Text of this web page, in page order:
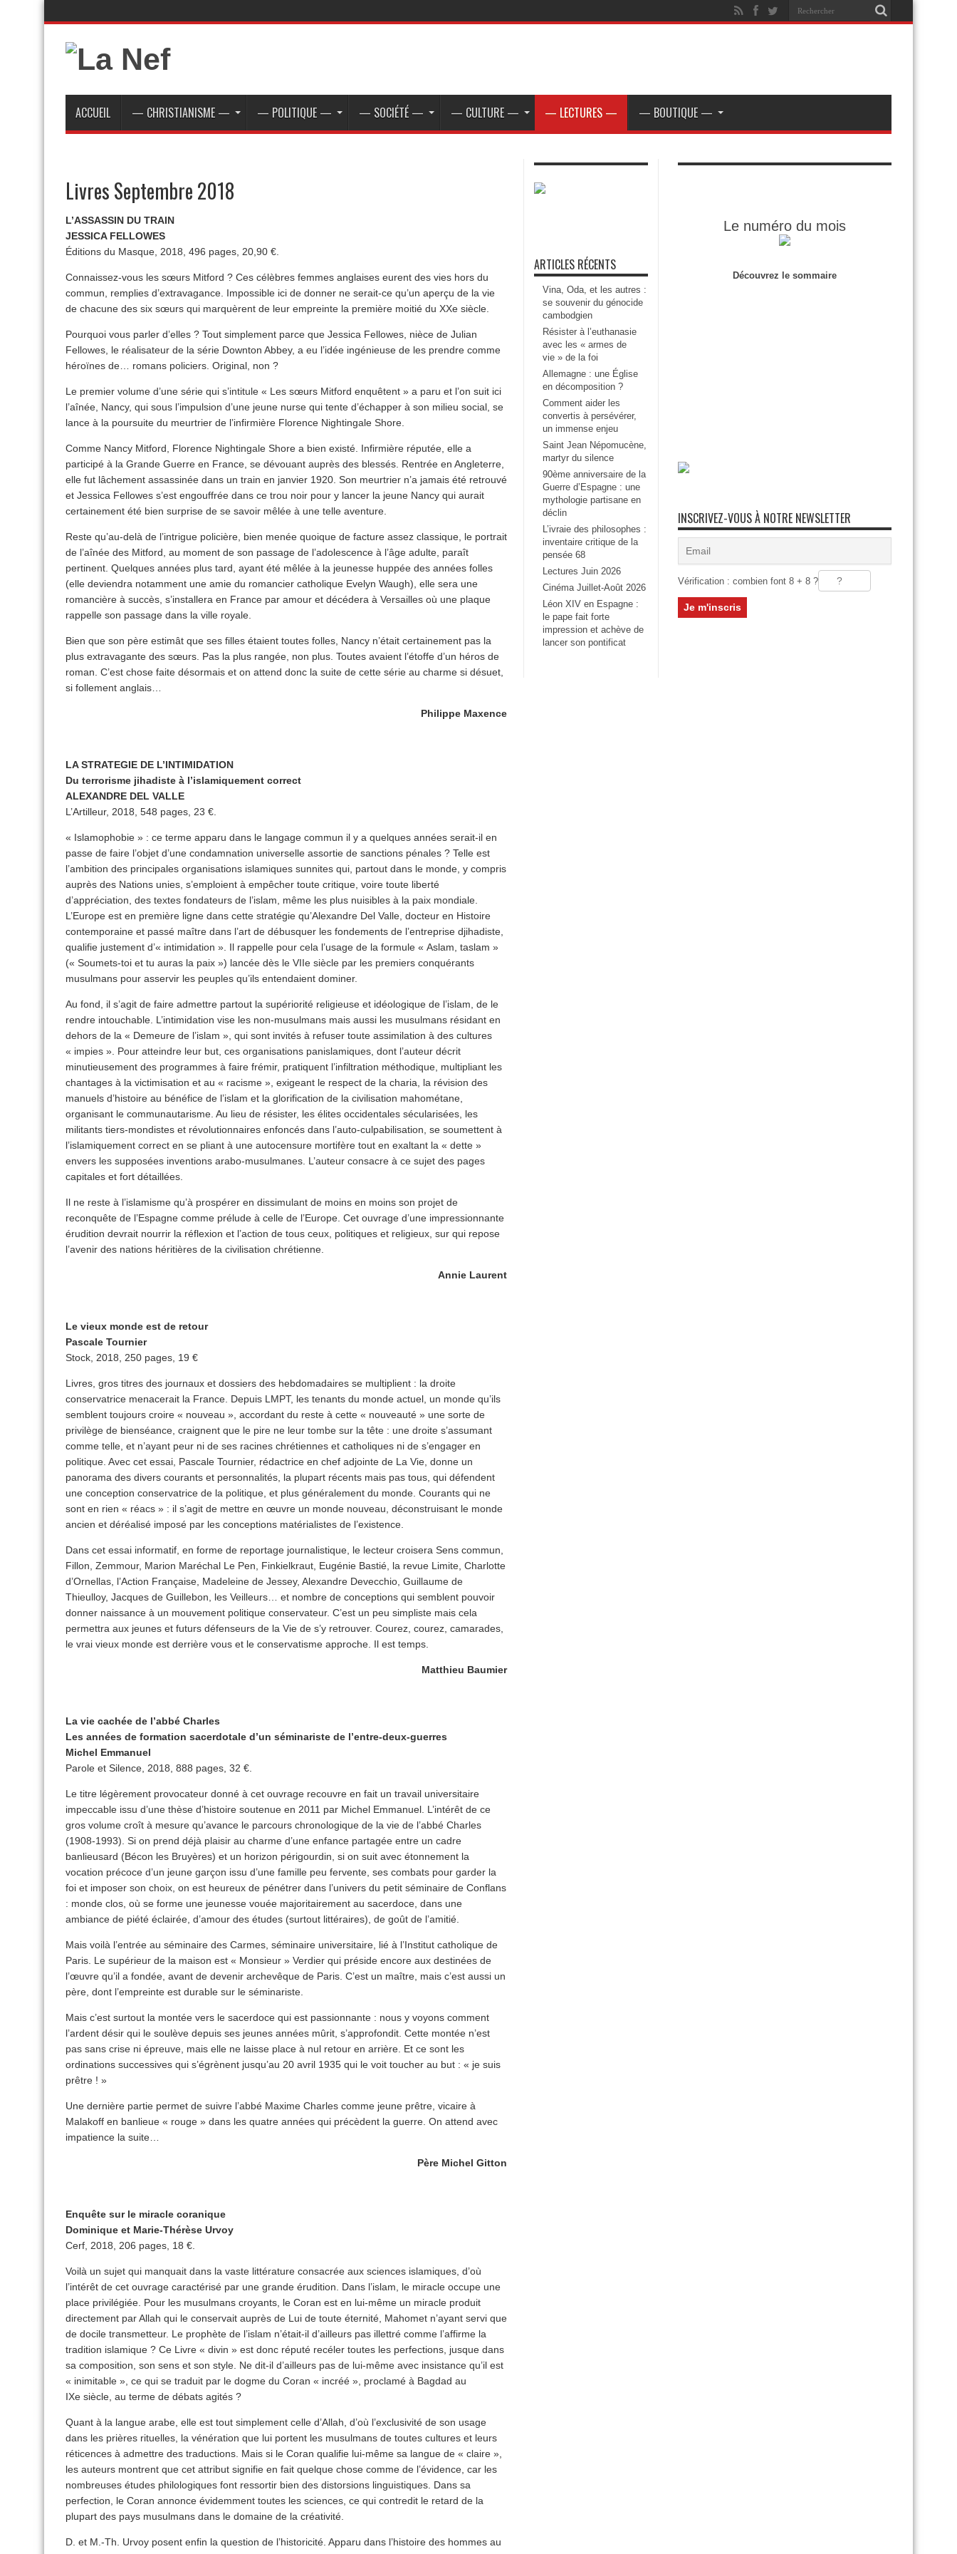
ACCUEIL — CHRISTIANISME — — POLITIQUE — — SOCIÉTÉ — — CULTURE — — LECTURES — — BOUTIQUE —
Livres Septembre 2018
L’ASSASSIN DU TRAIN
JESSICA FELLOWES
Éditions du Masque, 2018, 496 pages, 20,90 €.
Connaissez-vous les sœurs Mitford ? Ces célèbres femmes anglaises eurent des vies hors du
commun, remplies d’extravagance. Impossible ici de donner ne serait-ce qu’un aperçu de la vie
de chacune des six sœurs qui marquèrent de leur empreinte la première moitié du XXe siècle.
Pourquoi vous parler d’elles ? Tout simplement parce que Jessica Fellowes, nièce de Julian
Fellowes, le réalisateur de la série Downton Abbey, a eu l’idée ingénieuse de les prendre comme
héroïnes de… romans policiers. Original, non ?
Le premier volume d’une série qui s’intitule « Les sœurs Mitford enquêtent » a paru et l’on suit ici
l’aînée, Nancy, qui sous l’impulsion d’une jeune nurse qui tente d’échapper à son milieu social, se
lance à la poursuite du meurtrier de l’infirmière Florence Nightingale Shore.
Comme Nancy Mitford, Florence Nightingale Shore a bien existé. Infirmière réputée, elle a
participé à la Grande Guerre en France, se dévouant auprès des blessés. Rentrée en Angleterre,
elle fut lâchement assassinée dans un train en janvier 1920. Son meurtrier n’a jamais été retrouvé
et Jessica Fellowes s’est engouffrée dans ce trou noir pour y lancer la jeune Nancy qui aurait
certainement été bien surprise de se savoir mêlée à une telle aventure.
Reste qu’au-delà de l’intrigue policière, bien menée quoique de facture assez classique, le portrait
de l’aînée des Mitford, au moment de son passage de l’adolescence à l’âge adulte, paraît
pertinent. Quelques années plus tard, ayant été mêlée à la jeunesse huppée des années folles
(elle deviendra notamment une amie du romancier catholique Evelyn Waugh), elle sera une
romancière à succès, s’installera en France par amour et décédera à Versailles où une plaque
rappelle son passage dans la ville royale.
Bien que son père estimât que ses filles étaient toutes folles, Nancy n’était certainement pas la
plus extravagante des sœurs. Pas la plus rangée, non plus. Toutes avaient l’étoffe d’un héros de
roman. C’est chose faite désormais et on attend donc la suite de cette série au charme si désuet,
si follement anglais…
Philippe Maxence
LA STRATEGIE DE L’INTIMIDATION
Du terrorisme jihadiste à l’islamiquement correct
ALEXANDRE DEL VALLE
L’Artilleur, 2018, 548 pages, 23 €.
« Islamophobie » : ce terme apparu dans le langage commun il y a quelques années serait-il en
passe de faire l’objet d’une condamnation universelle assortie de sanctions pénales ? Telle est
l’ambition des principales organisations islamiques sunnites qui, partout dans le monde, y compris
auprès des Nations unies, s’emploient à empêcher toute critique, voire toute liberté
d’appréciation, des textes fondateurs de l’islam, même les plus nuisibles à la paix mondiale.
L’Europe est en première ligne dans cette stratégie qu’Alexandre Del Valle, docteur en Histoire
contemporaine et passé maître dans l’art de débusquer les fondements de l’entreprise djihadiste,
qualifie justement d’« intimidation ». Il rappelle pour cela l’usage de la formule « Aslam, taslam »
(« Soumets-toi et tu auras la paix ») lancée dès le VIIe siècle par les premiers conquérants
musulmans pour asservir les peuples qu’ils entendaient dominer.
Au fond, il s’agit de faire admettre partout la supériorité religieuse et idéologique de l’islam, de le
rendre intouchable. L’intimidation vise les non-musulmans mais aussi les musulmans résidant en
dehors de la « Demeure de l’islam », qui sont invités à refuser toute assimilation à des cultures
« impies ». Pour atteindre leur but, ces organisations panislamiques, dont l’auteur décrit
minutieusement des programmes à faire frémir, pratiquent l’infiltration méthodique, multipliant les
chantages à la victimisation et au « racisme », exigeant le respect de la charia, la révision des
manuels d’histoire au bénéfice de l’islam et la glorification de la civilisation mahométane,
organisant le communautarisme. Au lieu de résister, les élites occidentales sécularisées, les
militants tiers-mondistes et révolutionnaires enfoncés dans l’auto-culpabilisation, se soumettent à
l’islamiquement correct en se pliant à une autocensure mortifère tout en exaltant la « dette »
envers les supposées inventions arabo-musulmanes. L’auteur consacre à ce sujet des pages
capitales et fort détaillées.
Il ne reste à l’islamisme qu’à prospérer en dissimulant de moins en moins son projet de
reconquête de l’Espagne comme prélude à celle de l’Europe. Cet ouvrage d’une impressionnante
érudition devrait nourrir la réflexion et l’action de tous ceux, politiques et religieux, sur qui repose
l’avenir des nations héritières de la civilisation chrétienne.
Annie Laurent
Le vieux monde est de retour
Pascale Tournier
Stock, 2018, 250 pages, 19 €
Livres, gros titres des journaux et dossiers des hebdomadaires se multiplient : la droite
conservatrice menacerait la France. Depuis LMPT, les tenants du monde actuel, un monde qu’ils
semblent toujours croire « nouveau », accordant du reste à cette « nouveauté » une sorte de
privilège de bienséance, craignent que le pire ne leur tombe sur la tête : une droite s’assumant
comme telle, et n’ayant peur ni de ses racines chrétiennes et catholiques ni de s’engager en
politique. Avec cet essai, Pascale Tournier, rédactrice en chef adjointe de La Vie, donne un
panorama des divers courants et personnalités, la plupart récents mais pas tous, qui défendent
une conception conservatrice de la politique, et plus généralement du monde. Courants qui ne
sont en rien « réacs » : il s’agit de mettre en œuvre un monde nouveau, déconstruisant le monde
ancien et déréalisé imposé par les conceptions matérialistes de l’existence.
Dans cet essai informatif, en forme de reportage journalistique, le lecteur croisera Sens commun,
Fillon, Zemmour, Marion Maréchal Le Pen, Finkielkraut, Eugénie Bastié, la revue Limite, Charlotte
d’Ornellas, l’Action Française, Madeleine de Jessey, Alexandre Devecchio, Guillaume de
Thieulloy, Jacques de Guillebon, les Veilleurs… et nombre de conceptions qui semblent pouvoir
donner naissance à un mouvement politique conservateur. C’est un peu simpliste mais cela
permettra aux jeunes et futurs défenseurs de la Vie de s’y retrouver. Courez, courez, camarades,
le vrai vieux monde est derrière vous et le conservatisme approche. Il est temps.
Matthieu Baumier
La vie cachée de l’abbé Charles
Les années de formation sacerdotale d’un séminariste de l’entre-deux-guerres
Michel Emmanuel
Parole et Silence, 2018, 888 pages, 32 €.
Le titre légèrement provocateur donné à cet ouvrage recouvre en fait un travail universitaire
impeccable issu d’une thèse d’histoire soutenue en 2011 par Michel Emmanuel. L’intérêt de ce
gros volume croît à mesure qu’avance le parcours chronologique de la vie de l’abbé Charles
(1908-1993). Si on prend déjà plaisir au charme d’une enfance partagée entre un cadre
banlieusard (Bécon les Bruyères) et un horizon périgourdin, si on suit avec étonnement la
vocation précoce d’un jeune garçon issu d’une famille peu fervente, ses combats pour garder la
foi et imposer son choix, on est heureux de pénétrer dans l’univers du petit séminaire de Conflans
: monde clos, où se forme une jeunesse vouée majoritairement au sacerdoce, dans une
ambiance de piété éclairée, d’amour des études (surtout littéraires), de goût de l’amitié.
Mais voilà l’entrée au séminaire des Carmes, séminaire universitaire, lié à l’Institut catholique de
Paris. Le supérieur de la maison est « Monsieur » Verdier qui préside encore aux destinées de
l’œuvre qu’il a fondée, avant de devenir archevêque de Paris. C’est un maître, mais c’est aussi un
père, dont l’empreinte est durable sur le séminariste.
Mais c’est surtout la montée vers le sacerdoce qui est passionnante : nous y voyons comment
l’ardent désir qui le soulève depuis ses jeunes années mûrit, s’approfondit. Cette montée n’est
pas sans crise ni épreuve, mais elle ne laisse place à nul retour en arrière. Et ce sont les
ordinations successives qui s’égrènent jusqu’au 20 avril 1935 qui le voit toucher au but : « je suis
prêtre ! »
Une dernière partie permet de suivre l’abbé Maxime Charles comme jeune prêtre, vicaire à
Malakoff en banlieue « rouge » dans les quatre années qui précèdent la guerre. On attend avec
impatience la suite…
Père Michel Gitton
Enquête sur le miracle coranique
Dominique et Marie-Thérèse Urvoy
Cerf, 2018, 206 pages, 18 €.
Voilà un sujet qui manquait dans la vaste littérature consacrée aux sciences islamiques, d’où
l’intérêt de cet ouvrage caractérisé par une grande érudition. Dans l’islam, le miracle occupe une
place privilégiée. Pour les musulmans croyants, le Coran est en lui-même un miracle produit
directement par Allah qui le conservait auprès de Lui de toute éternité, Mahomet n’ayant servi que
de docile transmetteur. Le prophète de l’islam n’était-il d’ailleurs pas illettré comme l’affirme la
tradition islamique ? Ce Livre « divin » est donc réputé recéler toutes les perfections, jusque dans
sa composition, son sens et son style. Ne dit-il d’ailleurs pas de lui-même avec insistance qu’il est
« inimitable », ce qui se traduit par le dogme du Coran « incréé », proclamé à Bagdad au
IXe siècle, au terme de débats agités ?
Quant à la langue arabe, elle est tout simplement celle d’Allah, d’où l’exclusivité de son usage
dans les prières rituelles, la vénération que lui portent les musulmans de toutes cultures et leurs
réticences à admettre des traductions. Mais si le Coran qualifie lui-même sa langue de « claire »,
les auteurs montrent que cet attribut signifie en fait quelque chose comme de l’évidence, car les
nombreuses études philologiques font ressortir bien des distorsions linguistiques. Dans sa
perfection, le Coran annonce évidemment toutes les sciences, ce qui contredit le retard de la
plupart des pays musulmans dans le domaine de la créativité.
D. et M.-Th. Urvoy posent enfin la question de l’historicité. Apparu dans l’histoire des hommes au
ARTICLES RÉCENTS
Vina, Oda, et les autres :
se souvenir du génocide
cambodgien
Résister à l’euthanasie
avec les « armes de
vie » de la foi
Allemagne : une Église
en décomposition ?
Comment aider les
convertis à persévérer,
un immense enjeu
Saint Jean Népomucène,
martyr du silence
90ème anniversaire de la
Guerre d’Espagne : une
mythologie partisane en
déclin
L’ivraie des philosophes :
inventaire critique de la
pensée 68
Lectures Juin 2026
Cinéma Juillet-Août 2026
Léon XIV en Espagne :
le pape fait forte
impression et achève de
lancer son pontificat
Le numéro du mois
Découvrez le sommaire
INSCRIVEZ-VOUS À NOTRE NEWSLETTER
Vérification : combien font 8 + 8 ?